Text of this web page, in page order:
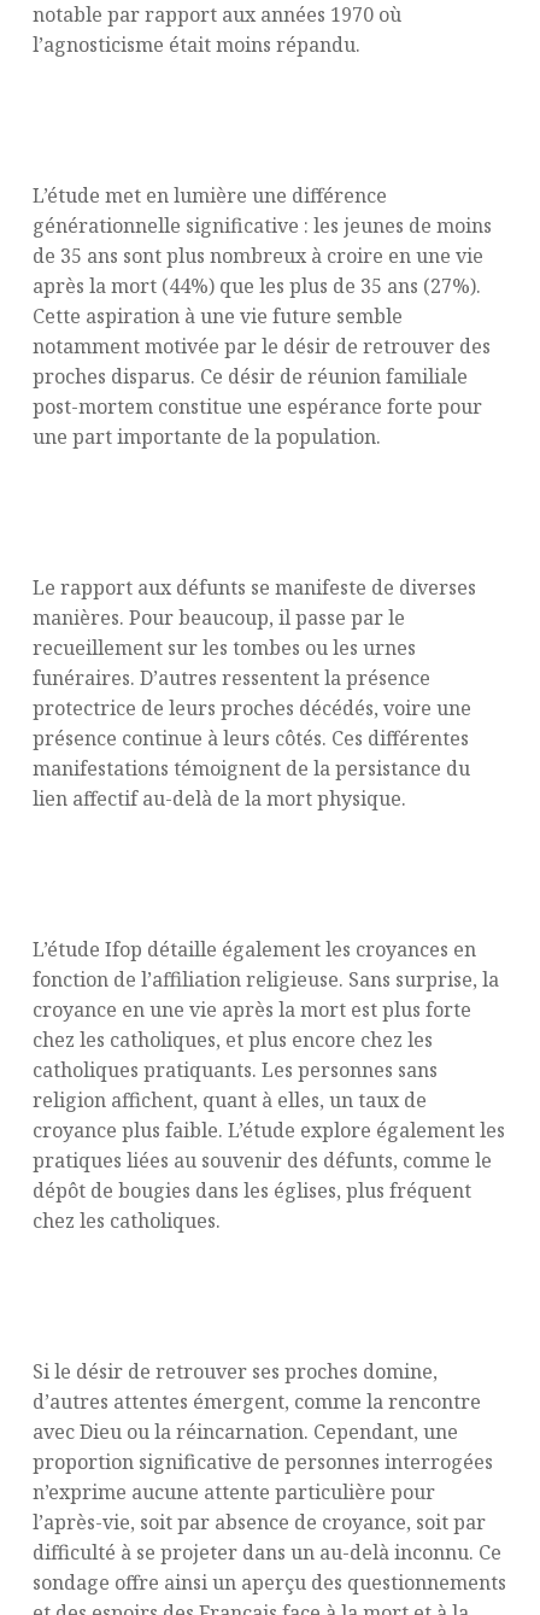
notable par rapport aux années 1970 où
l’agnosticisme était moins répandu.
L’étude met en lumière une différence
générationnelle significative : les jeunes de moins
de 35 ans sont plus nombreux à croire en une vie
après la mort (44%) que les plus de 35 ans (27%).
Cette aspiration à une vie future semble
notamment motivée par le désir de retrouver des
proches disparus. Ce désir de réunion familiale
post-mortem constitue une espérance forte pour
une part importante de la population.
Le rapport aux défunts se manifeste de diverses
manières. Pour beaucoup, il passe par le
recueillement sur les tombes ou les urnes
funéraires. D’autres ressentent la présence
protectrice de leurs proches décédés, voire une
présence continue à leurs côtés. Ces différentes
manifestations témoignent de la persistance du
lien affectif au-delà de la mort physique.
L’étude Ifop détaille également les croyances en
fonction de l’affiliation religieuse. Sans surprise, la
croyance en une vie après la mort est plus forte
chez les catholiques, et plus encore chez les
catholiques pratiquants. Les personnes sans
religion affichent, quant à elles, un taux de
croyance plus faible. L’étude explore également les
pratiques liées au souvenir des défunts, comme le
dépôt de bougies dans les églises, plus fréquent
chez les catholiques.
Si le désir de retrouver ses proches domine,
d’autres attentes émergent, comme la rencontre
avec Dieu ou la réincarnation. Cependant, une
proportion significative de personnes interrogées
n’exprime aucune attente particulière pour
l’après-vie, soit par absence de croyance, soit par
difficulté à se projeter dans un au-delà inconnu. Ce
sondage offre ainsi un aperçu des questionnements